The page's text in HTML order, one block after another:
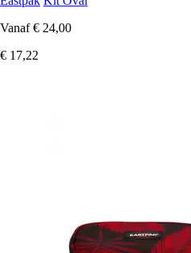
Vanaf € 24,00
€ 17,22